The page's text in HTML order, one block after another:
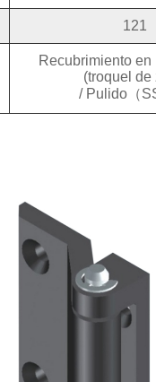
121
Recubrimiento
(troquel de
/ Pulido（